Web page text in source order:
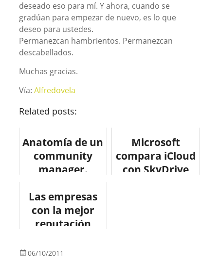
deseado eso para mí. Y ahora, cuando se
gradúan para empezar de nuevo, es lo que
deseo para ustedes.
Permanezcan hambrientos. Permanezcan
descabellados.
Muchas gracias.
Vía: Alfredovela
Related posts:
Anatomía de un
community
manager.
#infografia
Microsoft
compara iCloud
con SkyDrive
Las empresas
con la mejor
reputación
#marketing
06/10/2011